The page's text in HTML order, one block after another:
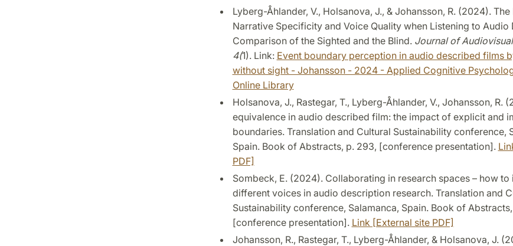
Lyberg-Åhlander, V., Holsanova, J., & Johansson, R. (2024).
Narrative Specificity and Voice Quality when Listening to Audio
Comparison of the Sighted and the Blind. Journal of
4(1). Link: Event boundary perception in audio described films
without sight - Johansson - 2024 - Applied Cognitive
Online Library
Holsanova, J., Rastegar, T., Lyberg-Åhlander, V., Johansson, R.
equivalence in audio described film: the impact of explicit and
boundaries. Translation and Cultural Sustainability conference,
Spain. Book of Abstracts, p. 293, [conference presentation].
PDF]
Sombeck, E. (2024). Collaborating in research spaces – how
different voices in audio description research. Translation and
Sustainability conference, Salamanca, Spain. Book of
[conference presentation]. Link [External site PDF]
Johansson, R., Rastegar, T., Lyberg-Åhlander, & Holsanova, J.